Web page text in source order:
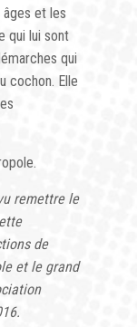
et les
qui lui sont
qui
cochon. Elle
remettre le
de
et le grand